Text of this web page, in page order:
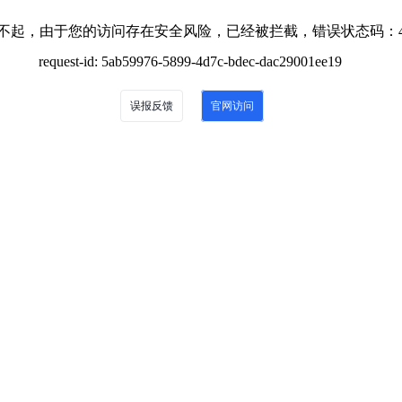
起，由于您的访问存在安全风险，已经被拦截，错误状态码：
request-id: 5ab59976-5899-4d7c-bdec-dac29001ee19
误报反馈 官网访问